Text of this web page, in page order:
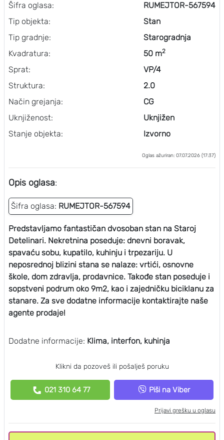
Šifra oglasa:
Tip objekta:
Tip gradnje:
Kvadratura:
Sprat:
Struktura:
Način grejanja:
Uknjiženost:
Stanje objekta:
RUMEJTOR-567594
Stan
Starogradnja
50 m2
VP/4
2.0
CG
Uknjižen
Izvorno
Oglas ažuriran: 07.07.2026 (17:37)
Opis oglasa:
Šifra oglasa: RUMEJTOR-567594
Predstavljamo fantastičan dvosoban stan na Staroj
Detelinari. Nekretnina poseduje: dnevni boravak,
spavaću sobu, kupatilo, kuhinju i trpezariju. U
neposrednoj blizini stana se nalaze: vrtići, osnovne
škole, dom zdravlja, prodavnice. Takođe stan poseduje i
sopstveni podrum oko 9m2, kao i zajedničku biciklanu za
stanare. Za sve dodatne informacije kontaktirajte naše
agente prodaje!
Dodatne informacije: Klima, interfon, kuhinja
Klikni da pozoveš ili pošalješ poruku
021 310 64 77 Piši na Viber
Prijavi grešku u oglasu